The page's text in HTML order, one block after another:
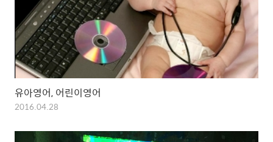
유아영어, 어린이영어
2016.04.28